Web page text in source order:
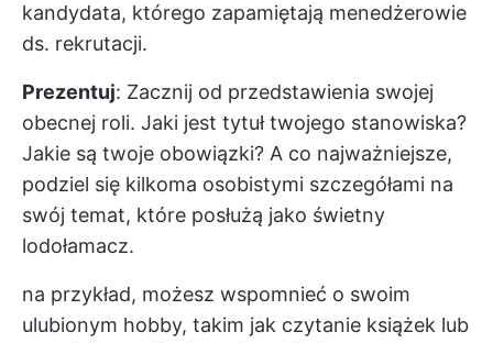
kandydata, którego zapamiętają menedżerowie
ds. rekrutacji.
Prezentuj: Zacznij od przedstawienia swojej
obecnej roli. Jaki jest tytuł twojego stanowiska?
Jakie są twoje obowiązki? A co najważniejsze,
podziel się kilkoma osobistymi szczegółami na
swój temat, które posłużą jako świetny
lodołamacz.
na przykład, możesz wspomnieć o swoim
ulubionym hobby, takim jak czytanie książek lub